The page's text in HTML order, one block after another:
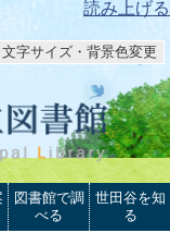
読み上げる
文字サイズ・背景色変更
図書館で調
べる
世田谷を知
る